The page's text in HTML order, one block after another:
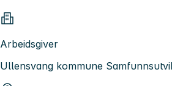
Arbeidsgiver
Ullensvang kommune